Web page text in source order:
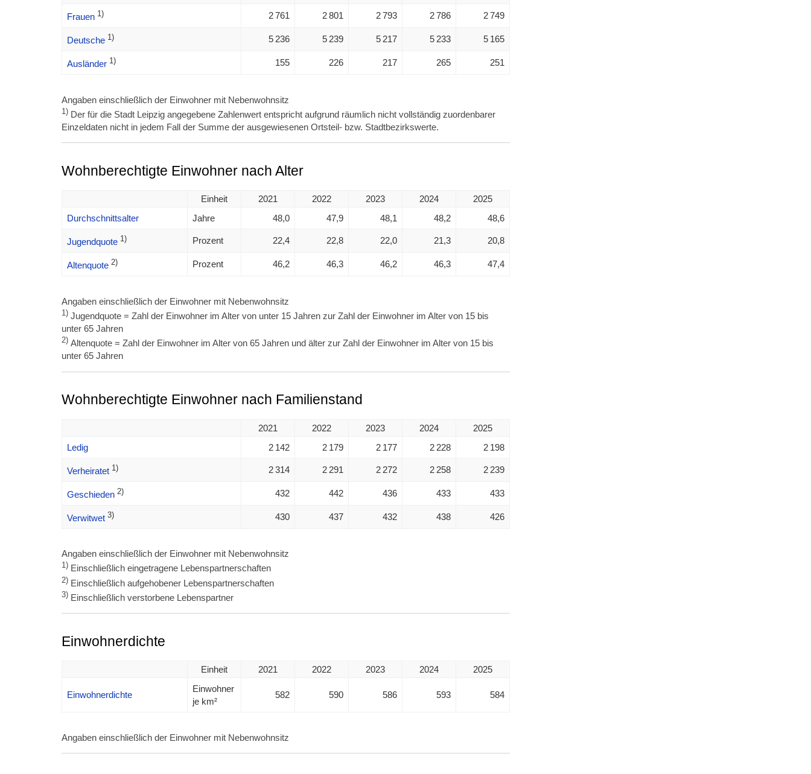
Frauen 1) 2 761 2 801 2 793 2 786 2 749
Deutsche 1) 5 236 5 239 5 217 5 233 5 165
Ausländer 1) 155 226 217 265 251
Angaben einschließlich der Einwohner mit Nebenwohnsitz
1) Der für die Stadt Leipzig angegebene Zahlenwert entspricht aufgrund räumlich nicht vollständig zuordenbarer
Einzeldaten nicht in jedem Fall der Summe der ausgewiesenen Ortsteil- bzw. Stadtbezirkswerte.
Wohnberechtigte Einwohner nach Alter
Einheit 2021 2022 2023 2024
2025
Durchschnittsalter
Jahre 48,0 47,9 48,1 48,2 48,6
Jugendquote 1) Prozent 22,4 22,8 22,0 21,3 20,8
Altenquote 2) Prozent 46,2 46,3 46,2 46,3 47,4
Angaben einschließlich der Einwohner mit Nebenwohnsitz
1) Jugendquote = Zahl der Einwohner im Alter von unter 15 Jahren zur Zahl der Einwohner im Alter von 15 bis
unter 65 Jahren
2) Altenquote = Zahl der Einwohner im Alter von 65 Jahren und älter zur Zahl der Einwohner im Alter von 15 bis
unter 65 Jahren
Wohnberechtigte Einwohner nach Familienstand
2021 2022 2023 2024
2025
Ledig
2 142 2 179 2 177 2 228 2 198
Verheiratet 1) 2 314 2 291 2 272 2 258 2 239
Geschieden 2) 432 442 436 433 433
Verwitwet 3) 430 437 432 438 426
Angaben einschließlich der Einwohner mit Nebenwohnsitz
1) Einschließlich eingetragene Lebenspartnerschaften
2) Einschließlich aufgehobener Lebenspartnerschaften
3) Einschließlich verstorbene Lebenspartner
Einwohnerdichte
Einheit 2021 2022 2023 2024 2025
Einwohnerdichte
Einwohner
je km²
582 590 586 593 584
Angaben einschließlich der Einwohner mit Nebenwohnsitz